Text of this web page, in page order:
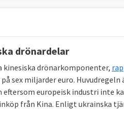
och tullar till
man se det ut två
EU-kommissionen i Bryssel
drönardelar
kinesiska drönarkomponenter,
sex miljarder euro.
europeisk industri inte
från Kina. Enligt ukrainska